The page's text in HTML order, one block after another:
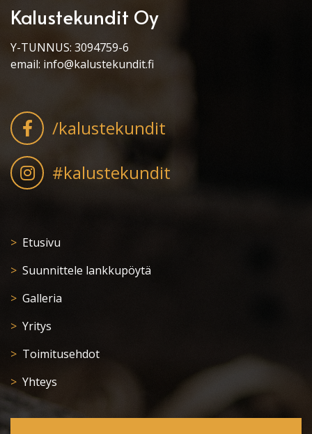
Kalustekundit Oy
Y-TUNNUS: 3094759-6
email: info@kalustekundit.fi
/kalustekundit
#kalustekundit
Etusivu
Suunnittele lankkupöytä
Galleria
Yritys
Toimitusehdot
Yhteys